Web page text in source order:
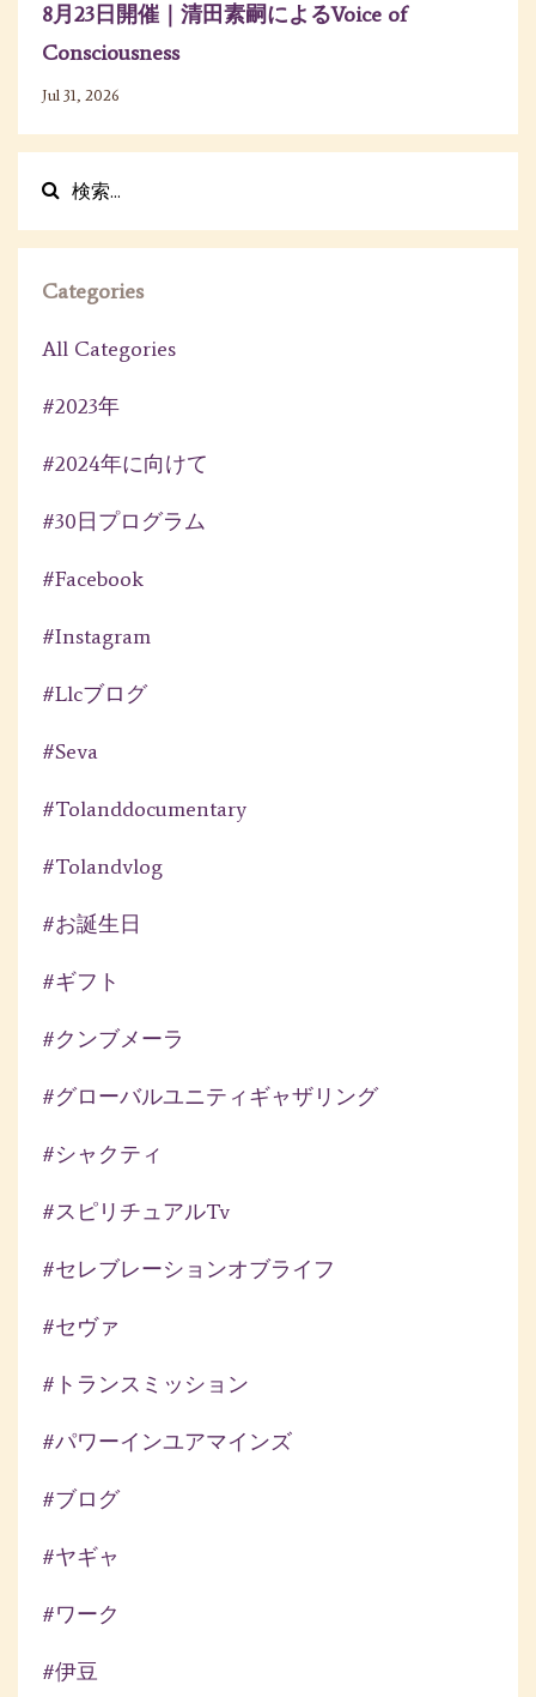
8月23日開催｜清田素嗣によるVoice of
Consciousness
Jul 31, 2026
Categories
All Categories
#2023年
#2024年に向けて
#30日プログラム
#facebook
#instagram
#llcブログ
#seva
#tolanddocumentary
#tolandvlog
#お誕生日
#ギフト
#クンブメーラ
#グローバルユニティギャザリング
#シャクティ
#スピリチュアルtv
#セレブレーションオブライフ
#セヴァ
#トランスミッション
#パワーインユアマインズ
#ブログ
#ヤギャ
#ワーク
#伊豆